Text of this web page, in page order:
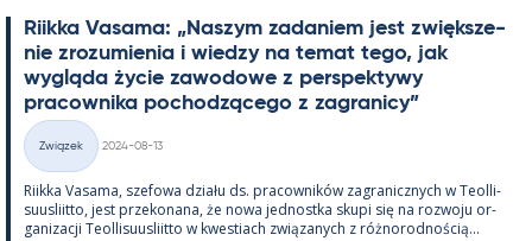
Riikka Va­sama: „Naszym za­da­niem jest zwiększe­
nie zrozu­mie­nia i wiedzy na te­mat tego, jak
wygląda życie zawo­dowe z pers­pek­tywy
pracow­nika poc­hodzącego z za­gra­nicy”
Kategorie
Związek
2024-08-13
Riikka Va­sama, sze­fowa działu ds. pracow­ników za­gra­nicz­nych w Teol­li­
suus­liitto, jest prze­ko­nana, że nowa jed­nostka skupi się na rozwoju or­
ga­nizacji Teol­li­suus­liitto w kwes­tiach związa­nych z róż­no­rod­nością...